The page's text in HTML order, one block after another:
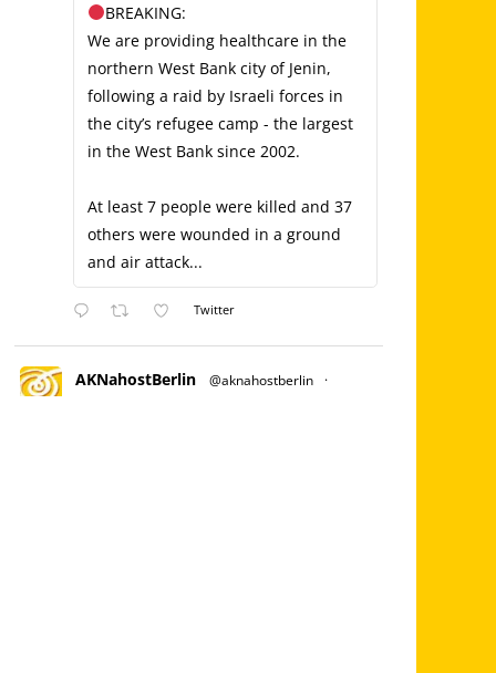
BREAKING:
We are providing healthcare in the
northern West Bank city of Jenin,
following a raid by Israeli forces in
the city’s refugee camp - the largest
in the West Bank since 2002.
At least 7 people were killed and 37
others were wounded in a ground
and air attack...
Twitter
AKNahostBerlin @aknahostberlin
·